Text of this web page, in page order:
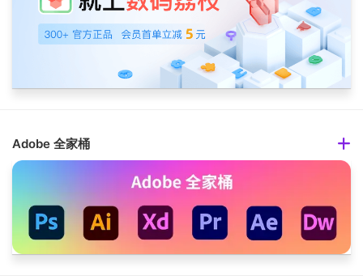
Adobe 全家桶